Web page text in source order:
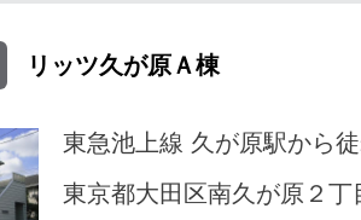
リッツ久が原Ａ棟
東急池上線 久が原駅から
東京都大田区南久が原２丁